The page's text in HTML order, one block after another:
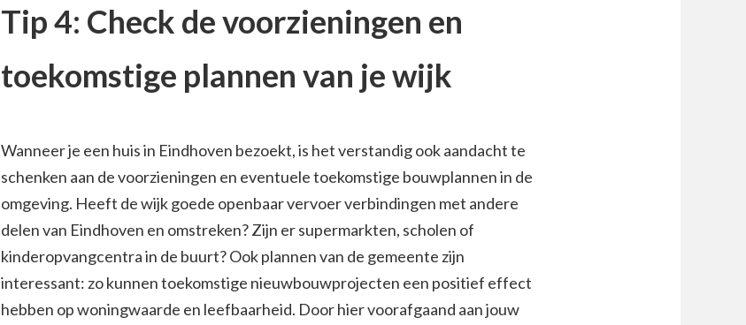
Tip 4: Check de voorzieningen en
toekomstige plannen van je wijk
Wanneer je een huis in Eindhoven bezoekt, is het verstandig ook aandacht te
schenken aan de voorzieningen en eventuele toekomstige bouwplannen in de
omgeving. Heeft de wijk goede openbaar vervoer verbindingen met andere
delen van Eindhoven en omstreken? Zijn er supermarkten, scholen of
kinderopvangcentra in de buurt? Ook plannen van de gemeente zijn
interessant: zo kunnen toekomstige nieuwbouwprojecten een positief effect
hebben op woningwaarde en leefbaarheid. Door hier voorafgaand aan jouw